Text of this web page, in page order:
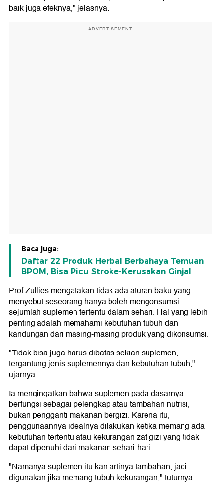
baik juga efeknya," jelasnya.
ADVERTISEMENT
Baca juga:
Daftar 22 Produk Herbal Berbahaya Temuan
BPOM, Bisa Picu Stroke-Kerusakan Ginjal
Prof Zullies mengatakan tidak ada aturan baku yang
menyebut seseorang hanya boleh mengonsumsi
sejumlah suplemen tertentu dalam sehari. Hal yang lebih
penting adalah memahami kebutuhan tubuh dan
kandungan dari masing-masing produk yang dikonsumsi.
"Tidak bisa juga harus dibatas sekian suplemen,
tergantung jenis suplemennya dan kebutuhan tubuh,"
ujarnya.
Ia mengingatkan bahwa suplemen pada dasarnya
berfungsi sebagai pelengkap atau tambahan nutrisi,
bukan pengganti makanan bergizi. Karena itu,
penggunaannya idealnya dilakukan ketika memang ada
kebutuhan tertentu atau kekurangan zat gizi yang tidak
dapat dipenuhi dari makanan sehari-hari.
"Namanya suplemen itu kan artinya tambahan, jadi
digunakan jika memang tubuh kekurangan," tuturnya.